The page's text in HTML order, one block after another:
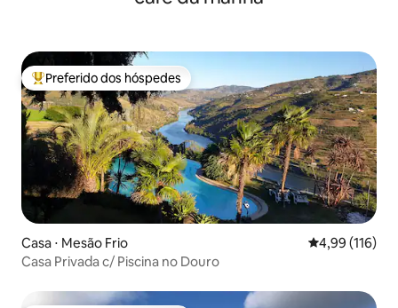
Entre os melhores preferidos dos hóspedes
Preferido dos hóspedes
Casa ⋅ Mesão Frio 4,99 de uma
4,99 (116)
Casa Privada c/ Piscina no Douro